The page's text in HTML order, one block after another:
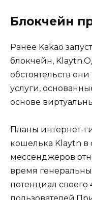
Блокчейн
Ранее Kakao
блокчейн,
обстоятельств
услуги,
основе
Планы интернет-
кошелька Klaytn
мессенджеров
время
потенциал